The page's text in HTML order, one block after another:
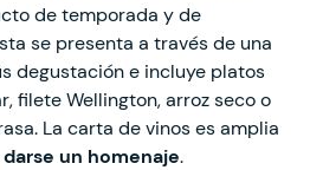
de temporada y de
se presenta a través de una
degustación e incluye platos
filete Wellington, arroz seco o
La carta de vinos es amplia
darse un homenaje.